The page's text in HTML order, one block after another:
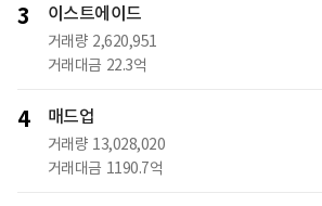
3 이스트에이드
거래량 2,620,951
거래대금 22.3억
4 매드업
거래량 13,028,020
거래대금 1190.7억